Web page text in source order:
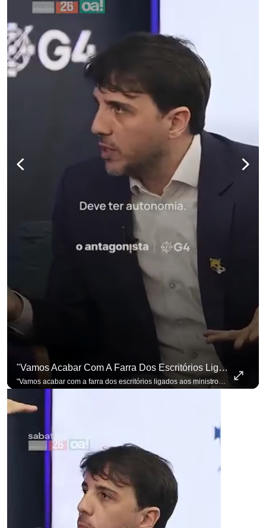
"Vamos Acabar Com A Farra Dos Escritórios Ligados Aos Ministros Do STF"
"Vamos acabar com a farra dos escritórios ligados aos ministros do STF". Essa foi a resposta de Renan Santos ao ser questionado sobre o Judiciário. Se você busca informação com credibilidade, inscreva-se agora e ative o